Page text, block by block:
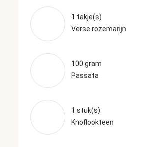
1 takje(s)
Verse rozemarijn
100 gram
Passata
1 stuk(s)
Knoflookteen